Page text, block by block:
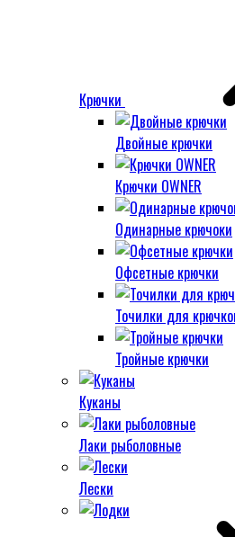
Крючки
Двойные крючки
Крючки OWNER
Одинарные крючоки
Офсетные крючки
Точилки для
Тройные крючки
Куканы
Лаки рыболовные
Лески